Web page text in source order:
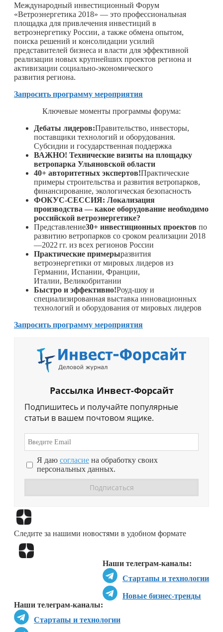
Международный инвестиционный Форум
«Ветроэнергетика 2018» — это профессиональная
площадка для привлечения инвестиций в
ветроэнергетику России, а также обмена опытом,
поиска решений и консолидации усилий
представителей бизнеса и власти для эффективной
реализации новых крупнейших проектов региона и
активизации социально-экономического
развития региона.
Запросить программу мероприятия
Ключевые моменты программы форума:
Дебаты лидеров:Правительство, инвесторы,
поставщики технологий и оборудования.
Субсидии и государственная поддержка
ВАЖНО! Технические визиты на площадку
ветропарка Ульяновской области
40+ авторитетных экспертов!Практические
примеры строительства и развития ветропарков,
финансирование, экологическая безопасность
ФОКУС-СЕССИЯ: Локализация
производства — какое оборудование необходимо
российской ветроэнергетике?
Представление30+ инвестиционных проектов по
развитию ветропарков со сроком реализации 2018
—2022 гг. из всех регионов России
Практические примерыразвития
ветроэнергетики от мировых лидеров из
Германии, Испании, Франции,
Италии, Великобритании
Быстро и эффективно!Роуд-шоу и
специализированная выставка инновационных
технологий и оборудования от мировых лидеров
Запросить программу мероприятия
Рассылка Инвест-Форсайт
Подпишитесь и получайте популярные
статьи в вашем почтовом ящике.
Я даю согласие на обработку своих
персональных данных.
Следите за нашими новостями в удобном формате
Наши телеграм-каналы:
Стартапы и технологии
Новые бизнес-тренды
Наши телеграм-каналы:
Стартапы и технологии